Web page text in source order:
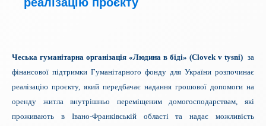
Чеська гуманітарна організація «Людина в біді» (Clovek v tysni) за
фінансової підтримки Гуманітарного фонду для України розпочинає
реалізацію проєкту, який передбачає надання грошової допомоги на
оренду житла внутрішньо переміщеним домогосподарствам, які
проживають в Івано-Франківській області та надає можливість